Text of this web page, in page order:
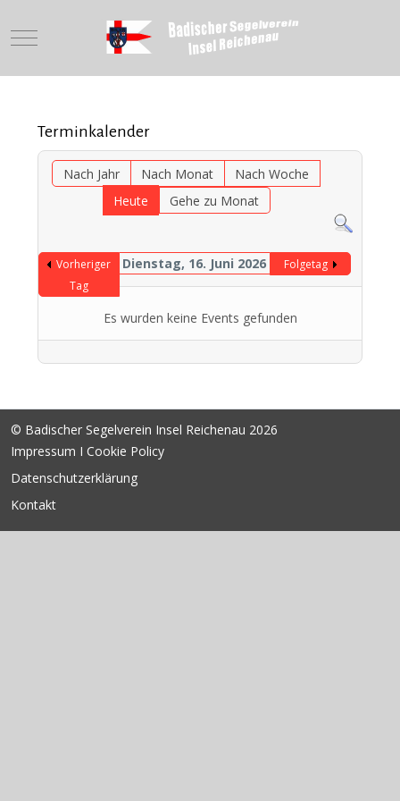
Mobile Menu Toggle
Terminkalender
Nach Jahr Nach Monat
Nach Woche
Heute
Gehe zu Monat
Vorheriger
Tag
Dienstag, 16. Juni 2026 Folgetag
Es wurden keine Events gefunden
© Badischer Segelverein Insel Reichenau 2026
Impressum I Cookie Policy
Datenschutzerklärung
Kontakt